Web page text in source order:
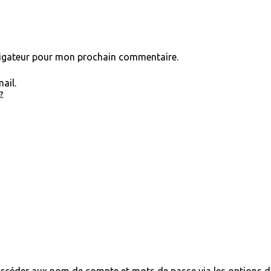
pour mon prochain commentaire.